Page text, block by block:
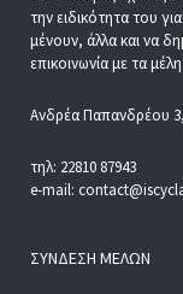
την ειδικότητα του
μένουν, άλλα και να
επικοινωνία με τα
Ανδρέα Παπανδρέου
τηλ: 22810 87943
e-mail:
ΣΎΝΔΕΣΗ ΜΕΛΏΝ